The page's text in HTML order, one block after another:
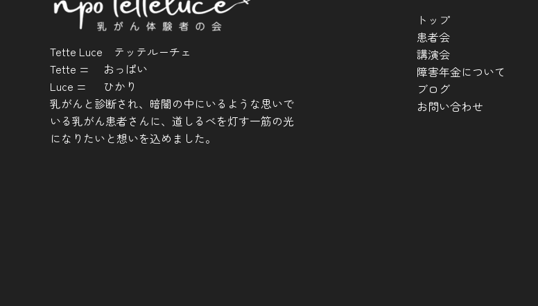
Tette Luce テッテルーチェ
Tette = おっぱい
Luce = ひかり
乳がんと診断され、暗闇の中にいるような思いで
いる乳がん患者さんに、道しるべを灯す一筋の光
になりたいと想いを込めました。
トップ
患者会
講演会
障害年金について
ブログ
お問い合わせ